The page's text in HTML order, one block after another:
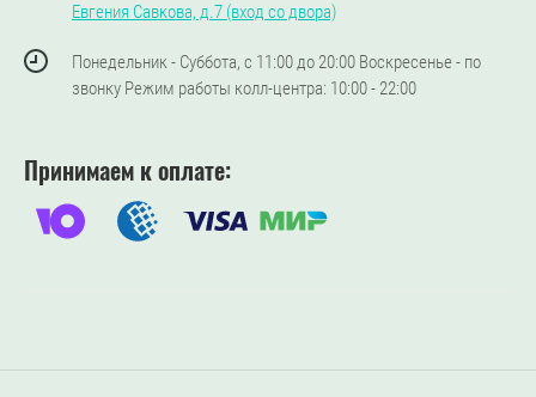
Евгения Савкова, д.7 (вход со двора)
Понедельник - Суббота, с 11:00 до 20:00 Воскресенье - по
звонку Режим работы колл-центра: 10:00 - 22:00
Принимаем к оплате: